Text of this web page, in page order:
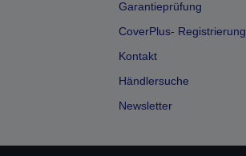
Garantieprüfung
CoverPlus- Registrierung
Kontakt
Händlersuche
Newsletter